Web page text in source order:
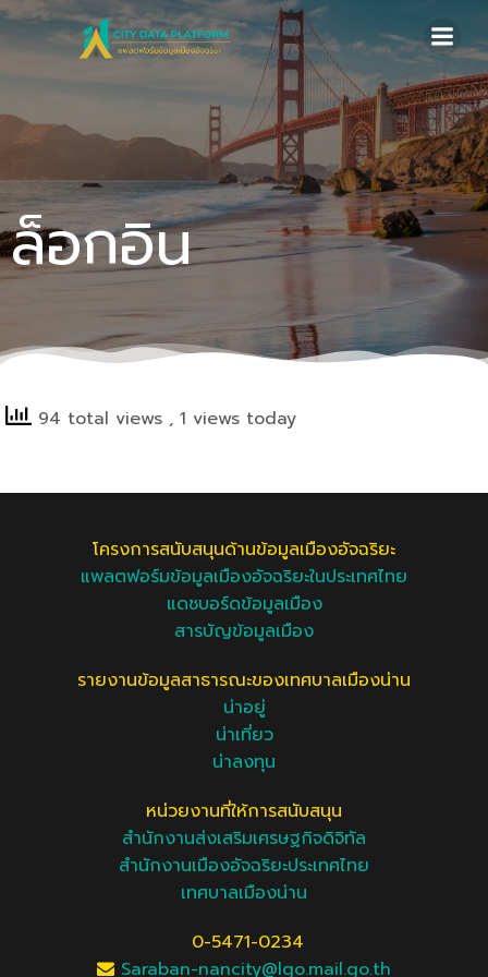
Skip
to
content
ล็อกอิน
94 total views , 1 views today
โครงการสนับสนุนด้านข้อมูลเมืองอัจฉริยะ
แพลตฟอร์มข้อมูลเมืองอัจฉริยะในประเทศไทย
แดชบอร์ดข้อมูลเมือง
สารบัญข้อมูลเมือง
รายงานข้อมูลสาธารณะของเทศบาลเมืองน่าน
น่าอยู่
น่าเที่ยว
น่าลงทุน
หน่วยงานที่ให้การสนับสนุน
สำนักงานส่งเสริมเศรษฐกิจดิจิทัล
สำนักงานเมืองอัจฉริยะประเทศไทย
เทศบาลเมืองน่าน
0-5471-0234
Saraban-nancity@lgo.mail.go.th